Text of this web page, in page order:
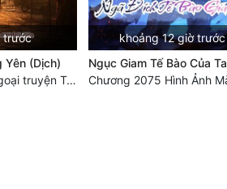
trước
Yên (Dịch)
Chương 1384: Ngoại truyện Trương Lệ Quyên (cuối cùng)
khoảng 12 giờ trước
Ngục Giam Tế Bào Của Ta